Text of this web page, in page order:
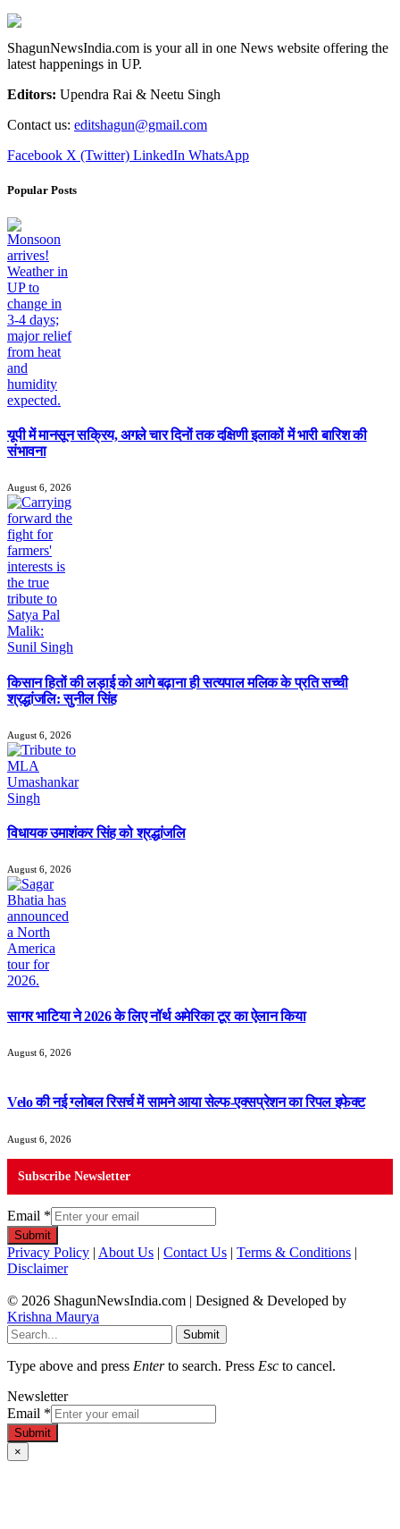
ShagunNewsIndia.com is your all in one News website offering the
latest happenings in UP.
Editors: Upendra Rai & Neetu Singh
Contact us: editshagun@gmail.com
Facebook X (Twitter) LinkedIn WhatsApp
Popular Posts
यूपी में मानसून सक्रिय, अगले चार दिनों तक दक्षिणी इलाकों में भारी बारिश की
संभावना
August 6, 2026
किसान हितों की लड़ाई को आगे बढ़ाना ही सत्यपाल मलिक के प्रति सच्ची
श्रद्धांजलि: सुनील सिंह
August 6, 2026
विधायक उमाशंकर सिंह को श्रद्धांजलि
August 6, 2026
सागर भाटिया ने 2026 के लिए नॉर्थ अमेरिका टूर का ऐलान किया
August 6, 2026
Velo की नई ग्लोबल रिसर्च में सामने आया सेल्फ-एक्सप्रेशन का रिपल इफेक्ट
August 6, 2026
Subscribe Newsletter
Email *
Submit
Privacy Policy | About Us | Contact Us | Terms & Conditions |
Disclaimer
© 2026 ShagunNewsIndia.com | Designed & Developed by
Krishna Maurya
Submit
Type above and press Enterto search. Press Esc to cancel.
Newsletter
Email *
Submit
×